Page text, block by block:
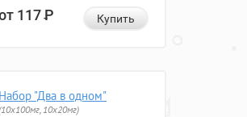
117Р Купить
Набор "Два в одном"
10x20мг)